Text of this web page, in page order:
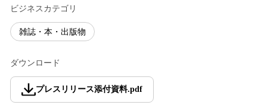
ビジネスカテゴリ
雑誌・本・出版物
ダウンロード
プレスリリース添付資料.pdf